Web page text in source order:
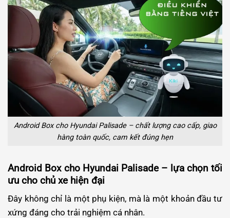
Android Box cho Hyundai Palisade – chất lượng cao cấp, giao
hàng toàn quốc, cam kết đúng hẹn
Android Box cho Hyundai Palisade – lựa chọn tối
ưu cho chủ xe hiện đại
Đây không chỉ là một phụ kiện, mà là một khoản đầu tư
xứng đáng cho trải nghiệm cá nhân.